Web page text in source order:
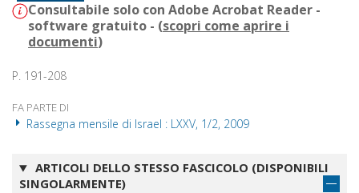
Consultabile solo con Adobe Acrobat Reader -
software gratuito - (scopri come aprire i
documenti)
P. 191-208
FA PARTE DI
Rassegna mensile di Israel : LXXV, 1/2, 2009
ARTICOLI DELLO STESSO FASCICOLO (DISPONIBILI
SINGOLARMENTE)